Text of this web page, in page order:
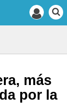
más
por la